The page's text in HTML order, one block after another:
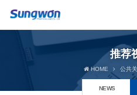
推荐
HOME 公共
NEWS